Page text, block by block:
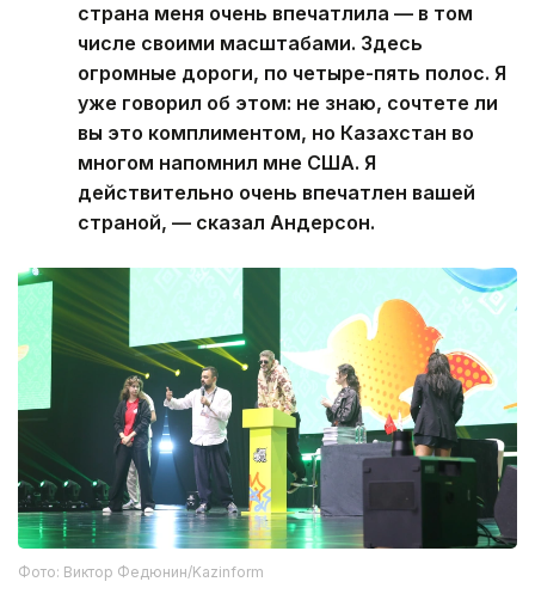
страна меня очень впечатлила — в том
числе своими масштабами. Здесь
огромные дороги, по четыре-пять полос. Я
уже говорил об этом: не знаю, сочтете ли
вы это комплиментом, но Казахстан во
многом напомнил мне США. Я
действительно очень впечатлен вашей
страной, — сказал Андерсон.
Фото: Виктор Федюнин/Kazinform